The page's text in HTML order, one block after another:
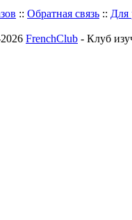
:: Обратная связь :: Для
FrenchClub - Клуб